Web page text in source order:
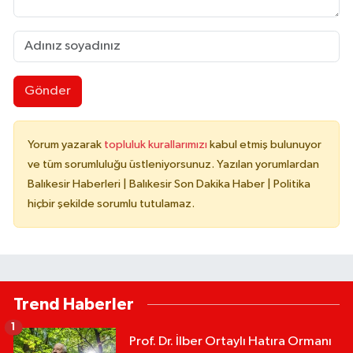
Gönder
Yorum yazarak topluluk kurallarımızı kabul etmiş bulunuyor
ve tüm sorumluluğu üstleniyorsunuz. Yazılan yorumlardan
Balıkesir Haberleri | Balıkesir Son Dakika Haber | Politika
hiçbir şekilde sorumlu tutulamaz.
Trend Haberler
Prof. Dr. İlber Ortaylı Hatıra Ormanı
1